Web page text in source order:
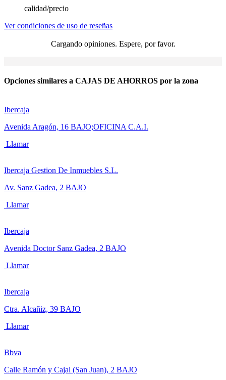
calidad/precio
Ver condiciones de uso de reseñas
Cargando opiniones. Espere, por favor.
Opciones similares a CAJAS DE AHORROS por la zona
Ibercaja
Avenida Aragón, 16 BAJO;OFICINA C.A.I.
Llamar
Ibercaja Gestion De Inmuebles S.L.
Av. Sanz Gadea, 2 BAJO
Llamar
Ibercaja
Avenida Doctor Sanz Gadea, 2 BAJO
Llamar
Ibercaja
Ctra. Alcañiz, 39 BAJO
Llamar
Bbva
Calle Ramón y Cajal (San Juan), 2 BAJO